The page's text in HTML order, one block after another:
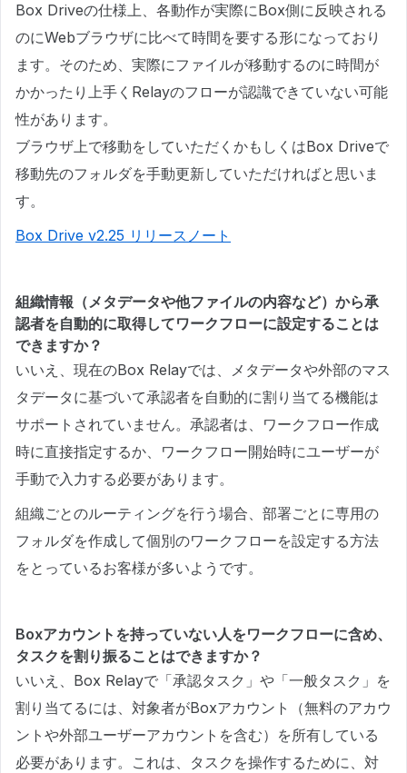
Box Driveの仕様上、各動作が実際にBox側に反映される
のにWebブラウザに比べて時間を要する形になっており
ます。そのため、実際にファイルが移動するのに時間が
かかったり上手くRelayのフローが認識できていない可能
性があります。
ブラウザ上で移動をしていただくかもしくはBox Driveで
移動先のフォルダを手動更新していただければと思いま
す。
Box Drive v2.25 リリースノート
組織情報（メタデータや他ファイルの内容など）から承
認者を自動的に取得してワークフローに設定することは
できますか？
いいえ、現在のBox Relayでは、メタデータや外部のマス
タデータに基づいて承認者を自動的に割り当てる機能は
サポートされていません。承認者は、ワークフロー作成
時に直接指定するか、ワークフロー開始時にユーザーが
手動で入力する必要があります。
組織ごとのルーティングを行う場合、部署ごとに専用の
フォルダを作成して個別のワークフローを設定する方法
をとっているお客様が多いようです。
Boxアカウントを持っていない人をワークフローに含め、
タスクを割り振ることはできますか？
いいえ、Box Relayで「承認タスク」や「一般タスク」を
割り当てるには、対象者がBoxアカウント（無料のアカウ
ントや外部ユーザーアカウントを含む）を所有している
必要があります。これは、タスクを操作するために、対